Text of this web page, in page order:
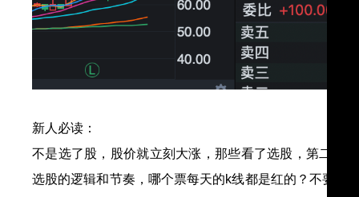
新人必读：
不是选了股，股价就立刻大涨，那些看了选股，第二天
选股的逻辑和节奏，哪个票每天的k线都是红的？不要看